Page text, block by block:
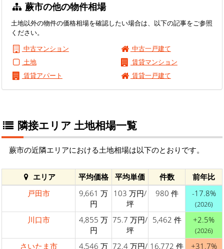
蕨市の他の物件相場
土地以外の物件の価格相場を確認したい場合は、以下の記事をご参照
ください。
中古マンション
中古一戸建て
土地
賃貸マンション
賃貸アパート
賃貸一戸建て
隣接エリア 土地相場一覧
蕨市の近隣エリアにおける土地相場は以下のとおりです。
エリア 平均価格 平均単価 件数
前年比
戸田市
9,661 万
円
103 万円/
坪
980 件 -17.8%
(2026)
川口市
4,855 万
円
75.7 万円/
坪
5,462 件 +2.5%
(2026)
さいたま市
4,546 万 72.4 万円/ 16,772 件 +31.7%